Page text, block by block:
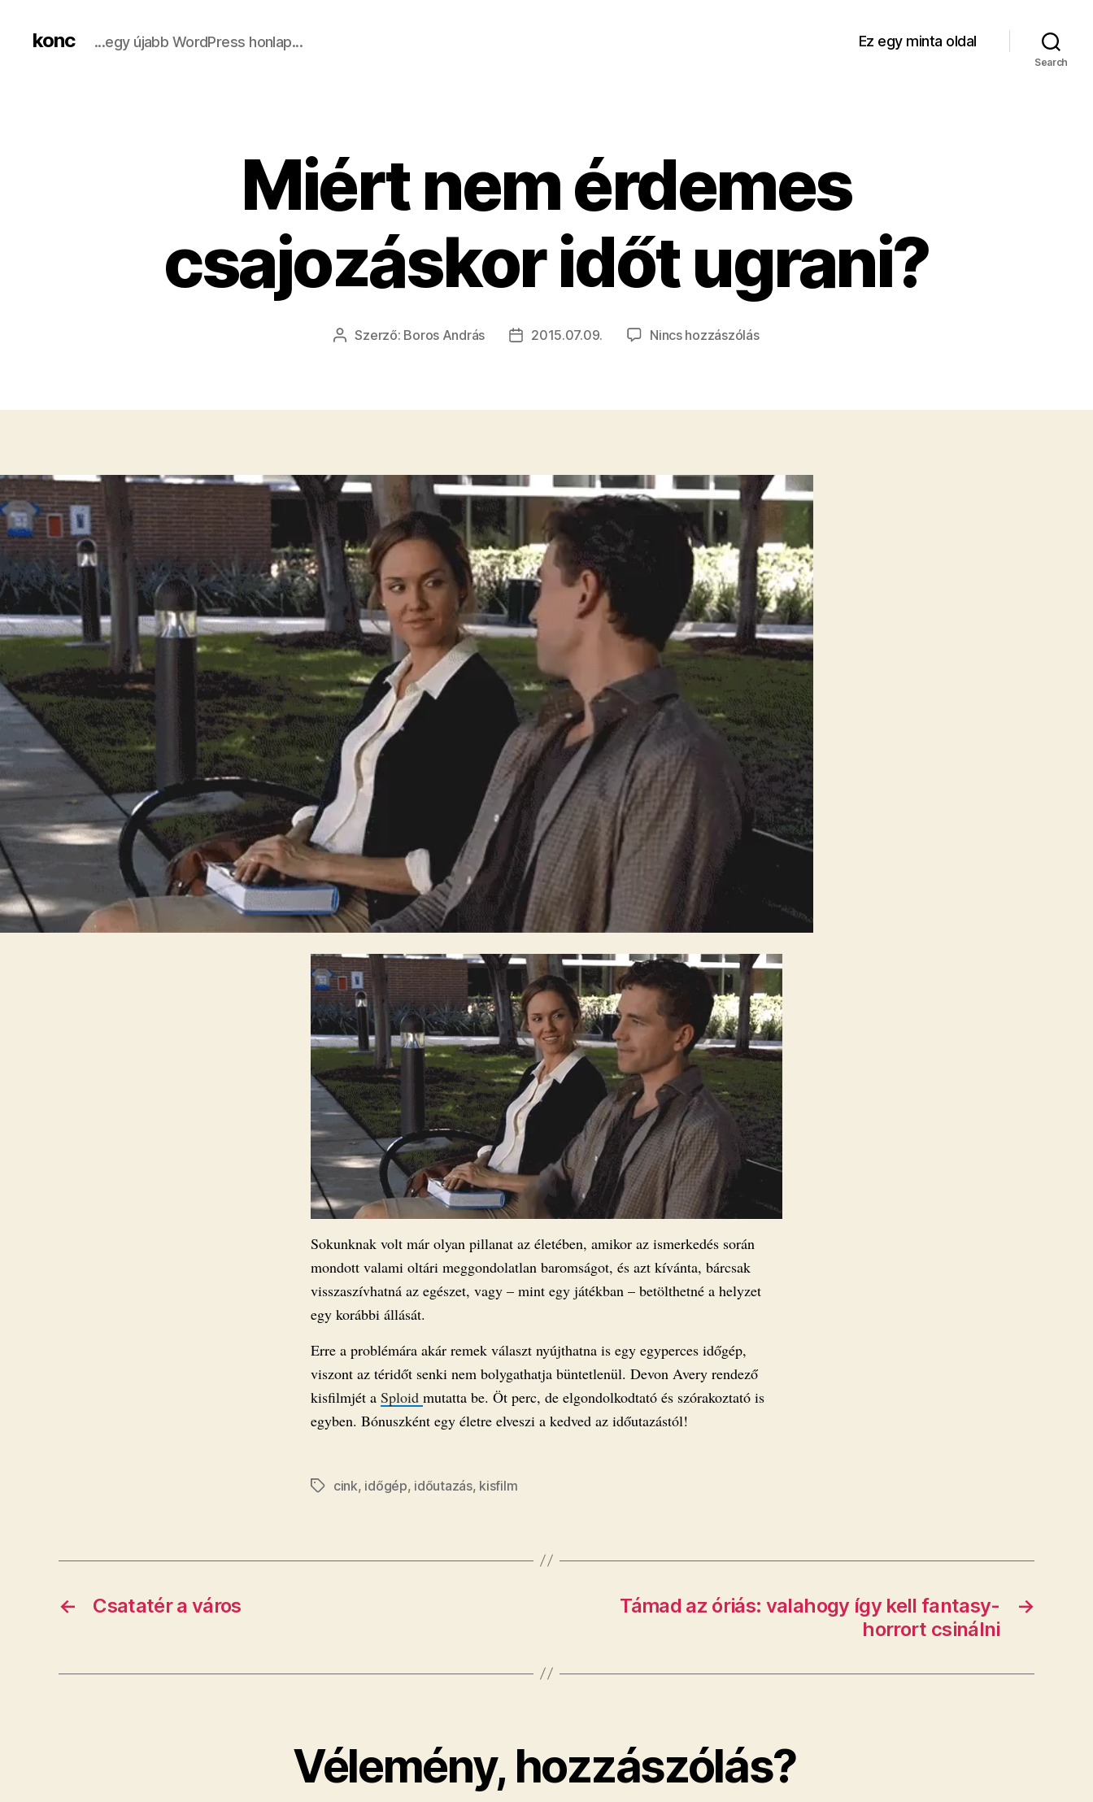
konc ...egy újabb WordPress honlap... Ez egy minta oldal
Search
Miért nem érdemes
csajozáskor időt ugrani?
Bejegyzés
Szerző: Boros András
Bejegyzés
2015.07.09. Nincs hozzászólása(z)
csajozáskor
bejegyzéshez
Sokunknak volt már olyan pillanat az életében, amikor az ismerkedés során
mondott valami oltári meggondolatlan baromságot, és azt kívánta, bárcsak
visszaszívhatná az egészet, vagy – mint egy játékban – betölthetné a helyzet
egy korábbi állását.
Erre a problémára akár remek választ nyújthatna is egy egyperces időgép,
viszont az téridőt senki nem bolygathatja büntetlenül. Devon Avery rendező
kisfilmjét a Sploid mutatta be. Öt perc, de elgondolkodtató és szórakoztató is
egyben. Bónuszként egy életre elveszi a kedved az időutazástól!
Címkék
cink, időgép, időutazás, kisfilm
← Csatatér a város →
Támad az óriás: valahogy így kell fantasy-
horrort csinálni
Vélemény, hozzászólás?